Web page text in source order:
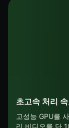
초고속 처리
고성능 GPU를
리 비디오를 단